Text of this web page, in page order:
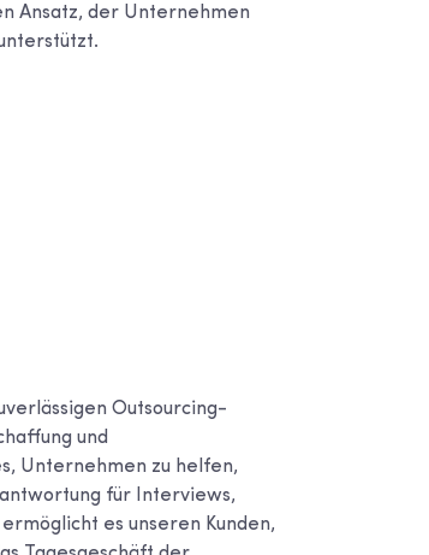
Ansatz, der Unternehmen
Outsourcing-
und
Unternehmen zu helfen,
für Interviews,
es unseren Kunden,